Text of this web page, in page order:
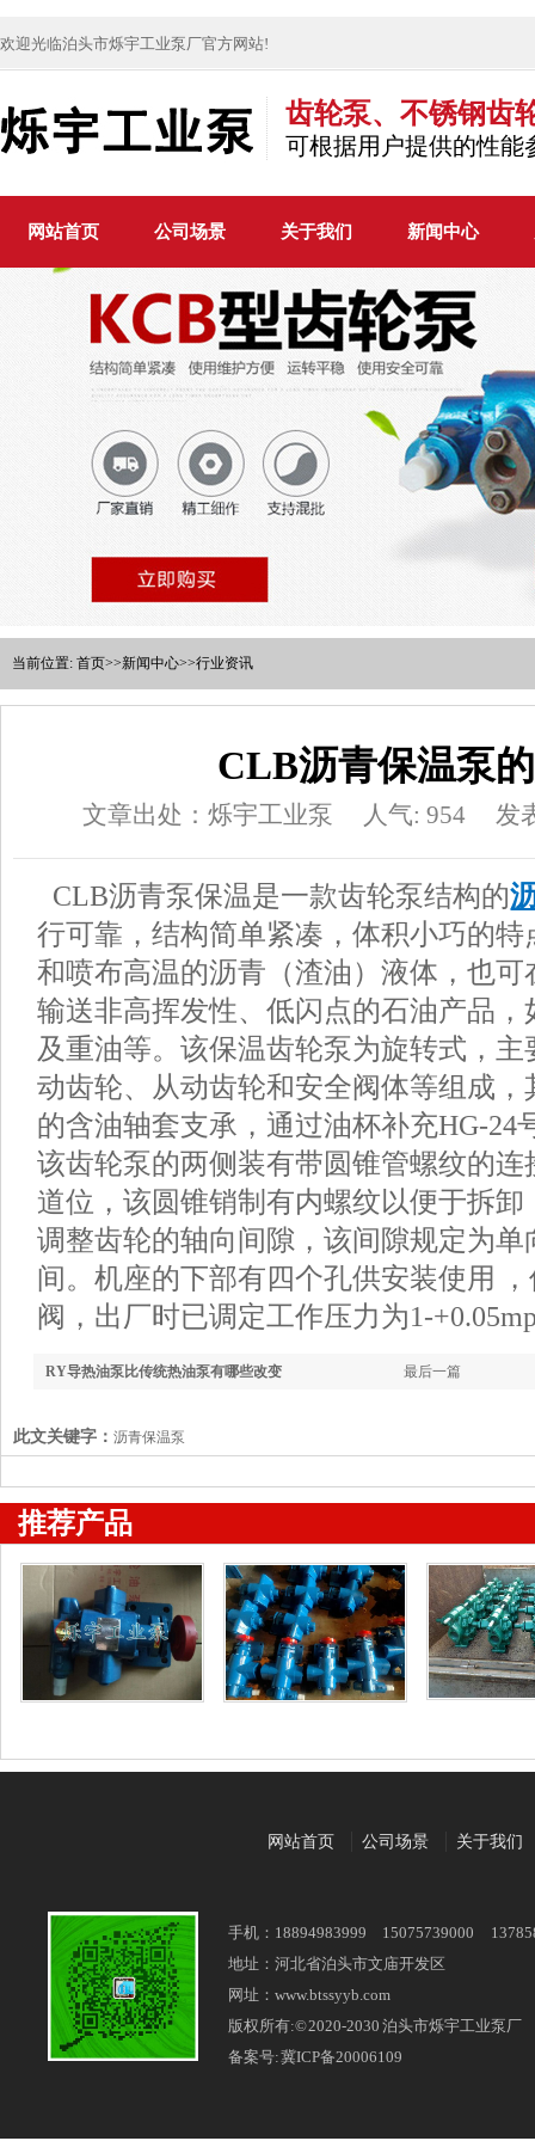
欢迎光临泊头市烁宇工业泵厂官方网站!
齿轮泵、不锈钢齿
可根据用户提供的性能
网站首页 公司场景 关于我们 新闻中心
当前位置: 首页>>新闻中心>>行业资讯
CLB沥青保温泵
文章出处：烁宇工业泵 人气: 954 发
CLB沥青泵保温是一款齿轮泵结构的
行可靠，结构简单紧凑，体积小巧的
和喷布高温的沥青（渣油）液体，也
输送非高挥发性、低闪点的石油产品
及重油等。该保温齿轮泵为旋转式，
动齿轮、从动齿轮和安全阀体等组成
的含油轴套支承，通过油杯补充HG-24
该齿轮泵的两侧装有带圆锥管螺纹的
道位，该圆锥销制有内螺纹以便于拆
调整齿轮的轴向间隙，该间隙规定为单
间。机座的下部有四个孔供安装使用
阀，出厂时已调定工作压力为1-
最后一篇
RY导热油泵比传统热油泵有哪些改变
此文关键字： 沥青保温泵
推荐产品
网站首页 公司场景 关于我们
手机：18894983999 15075739000
地址：河北省泊头市文庙开发区
网址：www.btssyyb.com
版权所有:© 2020-2030 泊头市烁宇工业泵厂
备案号:冀ICP备20006109